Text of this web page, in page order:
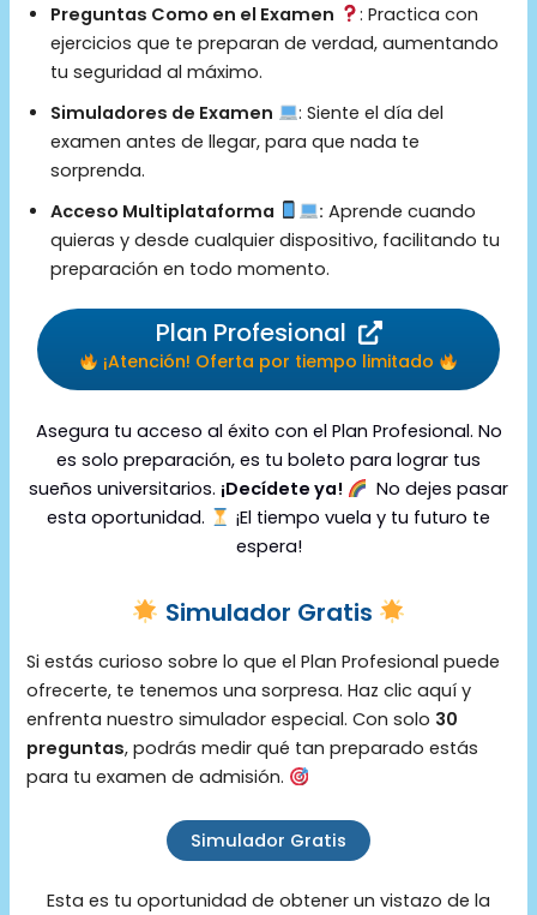
Preguntas Como en el Examen
: Practica con
ejercicios que te preparan de verdad, aumentando
tu seguridad al máximo.
Simuladores de Examen
: Siente el día del
examen antes de llegar, para que nada te
sorprenda.
Acceso Multiplataforma
: Aprende cuando
quieras y desde cualquier dispositivo, facilitando tu
preparación en todo momento.
Plan Profesional
¡Atención! Oferta por tiempo limitado
Asegura tu acceso al éxito con el Plan Profesional. No
es solo preparación, es tu boleto para lograr tus
sueños universitarios. ¡Decídete ya!
No dejes pasar
esta oportunidad.
¡El tiempo vuela y tu futuro te
espera!
Simulador Gratis
Si estás curioso sobre lo que el Plan Profesional puede
ofrecerte, te tenemos una sorpresa. Haz clic aquí y
enfrenta nuestro simulador especial. Con solo 30
preguntas, podrás medir qué tan preparado estás
para tu examen de admisión.
Simulador Gratis
Esta es tu oportunidad de obtener un vistazo de la